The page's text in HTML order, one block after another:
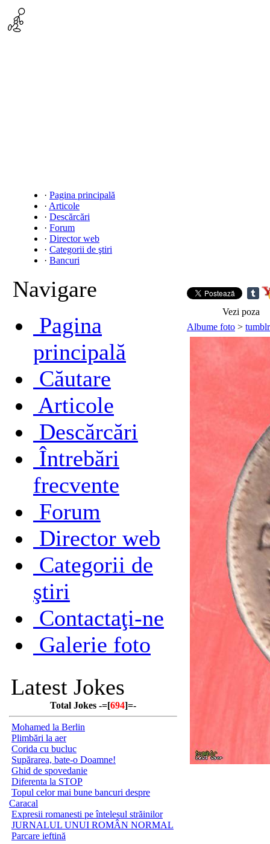
· Pagina principală
· Articole
· Descărcări
· Forum
· Director web
· Categorii de ştiri
· Bancuri
Navigare
Pagina
principală
Căutare
Articole
Descărcări
Întrebări
frecvente
Forum
Director web
Categorii de
ştiri
Contactaţi-ne
Galerie foto
Latest Jokes
Total Jokes -=[694]=-
Mohamed la Berlin
Plimbări la aer
Corida cu bucluc
Supărarea, bate-o Doamne!
Ghid de spovedanie
Diferenta la STOP
Topul celor mai bune bancuri despre
Caracal
Expresii romanesti pe întelesul străinilor
JURNALUL UNUI ROMÂN NORMAL
Parcare ieftină
Vezi poza
Albume foto > tumblr